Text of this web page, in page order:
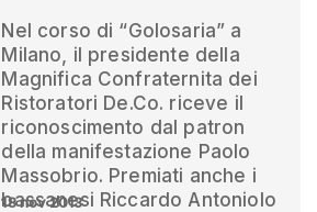
Nel corso di “Golosaria” a
Milano, il presidente della
Magnifica Confraternita dei
Ristoratori De.Co. riceve il
riconoscimento dal patron
della manifestazione Paolo
Massobrio. Premiati anche i
bassanesi Riccardo Antoniolo
18 nov 2013